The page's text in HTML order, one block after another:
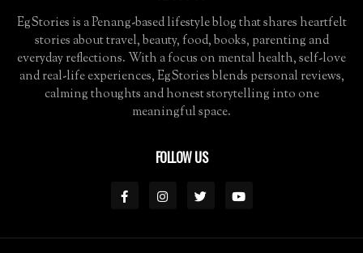
EgStories is a Penang-based lifestyle blog that shares heartfelt
stories about travel, beauty, food, books, parenting and
everyday reflections. With a focus on mental health, self-love
and real-life experiences, EgStories blends personal reviews,
calming thoughts and honest storytelling into one
meaningful space.
FOLLOW US